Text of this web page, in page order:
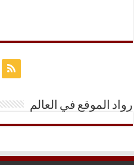
رواد الموقع في العالم